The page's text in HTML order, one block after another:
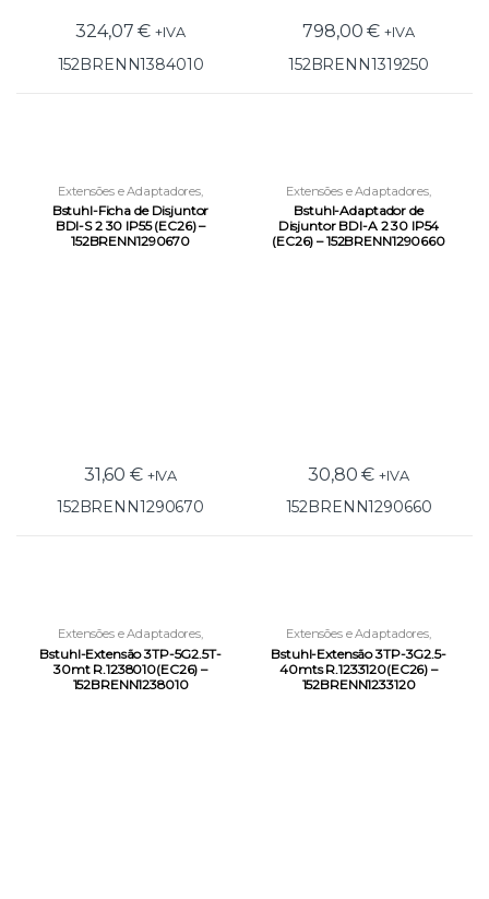
324,07€ +IVA
152BRENN1384010
798,00€ +IVA
152BRENN1319250
Extensões e Adaptadores,
Ferramentas Iluminação e
Condução Elétrica ,Novidades
Bstuhl-Ficha de Disjuntor
BDI-S 2 30 IP55 (EC26) –
152BRENN1290670
31,60 € +IVA
152BRENN1290670
Extensões e Adaptadores,
Ferramentas, Iluminação e
Condução Elétrica,Novidades
Bstuhl-Adaptador de
Disjuntor BDI-A 2 30 IP54
(EC26) – 152BRENN1290660
30,80€ +IVA
152BRENN1290660
Extensões e Adaptadores,
Ferramentas ,Iluminação e
Condução Elétrica
Bstuhl-Extensão 3TP-5G2.5T-
30mt R.1238010(EC26) –
152BRENN1238010
Extensões e Adaptadores,
Ferramentas ,Iluminação e
Condução Elétrica
Bstuhl-Extensão 3TP-3G2.5-
40mts R.1233120(EC26) –
152BRENN1233120